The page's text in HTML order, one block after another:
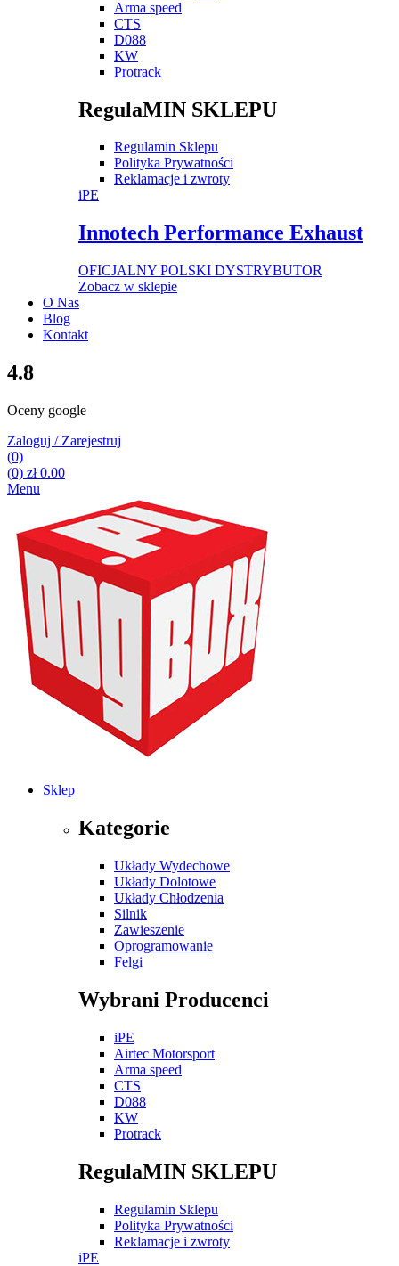
Arma speed
CTS
D088
KW
Protrack
RegulaMIN SKLEPU
Regulamin Sklepu
Polityka Prywatności
Reklamacje i zwroty
iPE
Innotech Performance Exhaust
OFICJALNY POLSKI DYSTRYBUTOR
Zobacz w sklepie
O Nas
Blog
Kontakt
4.8
Oceny google
Zaloguj / Zarejestruj
(0)
(0) zł0.00
Menu
Sklep
Kategorie
Układy Wydechowe
Układy Dolotowe
Układy Chłodzenia
Silnik
Zawieszenie
Oprogramowanie
Felgi
Wybrani Producenci
iPE
Airtec Motorsport
Arma speed
CTS
D088
KW
Protrack
RegulaMIN SKLEPU
Regulamin Sklepu
Polityka Prywatności
Reklamacje i zwroty
iPE